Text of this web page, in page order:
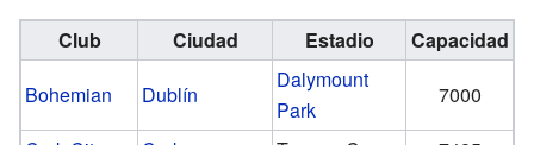
Club Ciudad Estadio
Capacidad
Bohemian
Dublín
Dalymount
Park
7000